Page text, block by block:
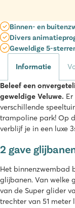
Binnen- en
Divers
Geweldige 5-
Informatie
Beleef een
geweldige Veluwe.
verschillende
trampoline park! Op
verblijf je in een luxe
2 gave
Het binnenzwembad
glijbanen. Van welke
van de Super glider
trechter van 51 meter